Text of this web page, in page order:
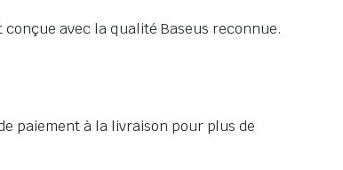
avec la qualité Baseus reconnue.
paiement à la livraison pour plus de